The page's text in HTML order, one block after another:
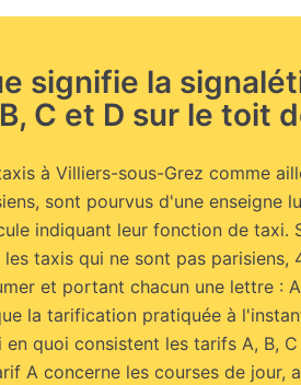
signifie la
C et D sur le toit
à Villiers-sous-Grez comme
sont pourvus d'une enseigne
indiquant leur fonction de taxi.
les taxis qui ne sont pas parisiens,
et portant chacun une lettre :
la tarification pratiquée à
en quoi consistent les tarifs A, B,
A concerne les courses de jour,